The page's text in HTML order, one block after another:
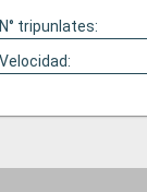
helado
N° tripunlates:
Velocidad: